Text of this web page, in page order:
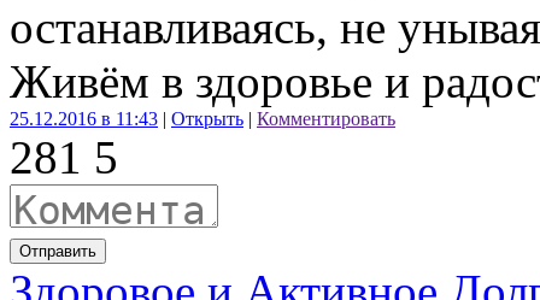
останавливаясь, не
Живём в здоровье и
25.12.2016 в 11:43 | Открыть | Комментировать
281 5
Отправить